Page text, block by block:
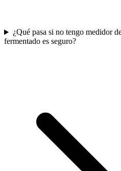
¿Qué pasa si no tengo medidor
fermentado es seguro?